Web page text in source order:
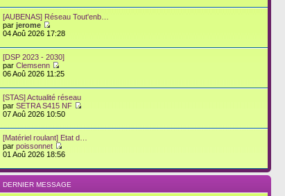
[AUBENAS] Réseau Tout'enb…
parjerome
04 Aoû 2026 17:28
[DSP 2023 - 2030]
parClemsenn
06 Aoû 2026 11:25
[STAS] Actualité réseau
parSETRA S415 NF
07 Aoû 2026 10:50
[Matériel roulant] Etat d…
parpoissonnet
01 Aoû 2026 18:56
DERNIER MESSAGE